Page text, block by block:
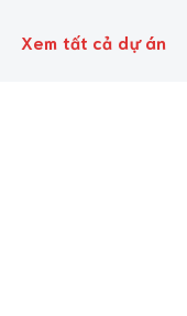
Xem tất cả dự án